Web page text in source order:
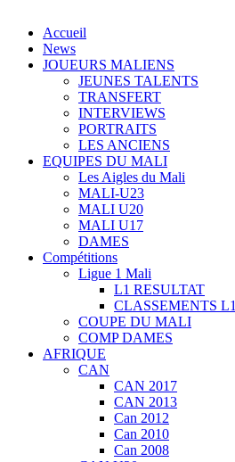
Accueil
News
JOUEURS MALIENS
JEUNES TALENTS
TRANSFERT
INTERVIEWS
PORTRAITS
LES ANCIENS
EQUIPES DU MALI
Les Aigles du Mali
MALI-U23
MALI U20
MALI U17
DAMES
Compétitions
Ligue 1 Mali
L1 RESULTAT
CLASSEMENTS L1
COUPE DU MALI
COMP DAMES
AFRIQUE
CAN
CAN 2017
CAN 2013
Can 2012
Can 2010
Can 2008